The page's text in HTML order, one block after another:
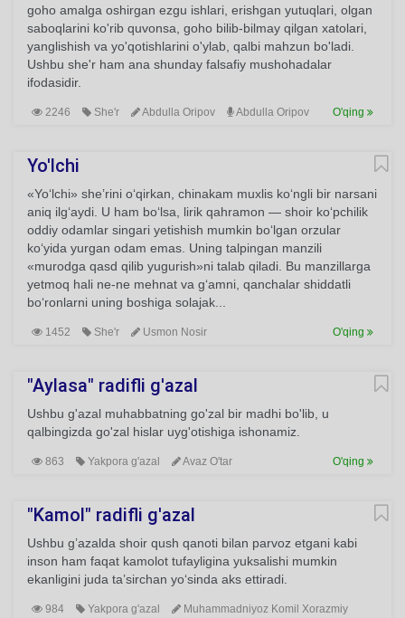
goho amalga oshirgan ezgu ishlari, erishgan yutuqlari, olgan
saboqlarini ko'rib quvonsa, goho bilib-bilmay qilgan xatolari,
yanglishish va yo'qotishlarini o'ylab, qalbi mahzun bo'ladi.
Ushbu she'r ham ana shunday falsafiy mushohadalar
ifodasidir.
2246 She'r Abdulla Oripov Abdulla Oripov O'qing
Yo'lchi
«Yo‘lchi» she’rini o‘qirkan, chinakam muxlis ko‘ngli bir narsani
aniq ilg‘aydi. U ham bo‘lsa, lirik qahramon — shoir ko‘pchilik
oddiy odamlar singari yetishish mumkin bo‘lgan orzular
ko‘yida yurgan odam emas. Uning talpingan manzili
«murodga qasd qilib yugurish»ni talab qiladi. Bu manzillarga
yetmoq hali ne-ne mehnat va g‘amni, qanchalar shiddatli
bo‘ronlarni uning boshiga solajak...
1452 She'r Usmon Nosir O'qing
"Aylasa" radifli g'azal
Ushbu g'azal muhabbatning go'zal bir madhi bo'lib, u
qalbingizda go'zal hislar uyg'otishiga ishonamiz.
863 Yakpora g'azal Avaz O'tar O'qing
"Kamol" radifli g'azal
Ushbu g’azalda shoir qush qanoti bilan parvoz etgani kabi
inson ham faqat kamolot tufayligina yuksalishi mumkin
ekanligini juda ta’sirchan yo‘sinda aks ettiradi.
984 Yakpora g'azal
Muhammadniyoz Komil Xorazmiy